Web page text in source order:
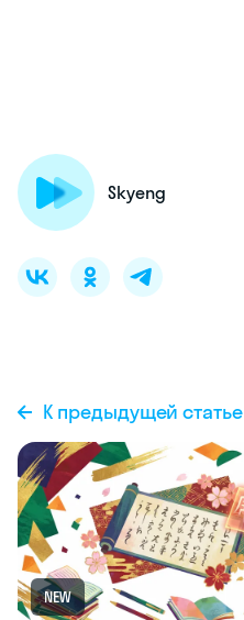
Skyeng
К предыдущей статье
NEW